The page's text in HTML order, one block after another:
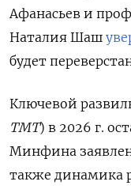
Афанасьев и
Наталия Шаш
будет
Ключевой
ТМТ) в 2026 г.
Минфина
также динамика